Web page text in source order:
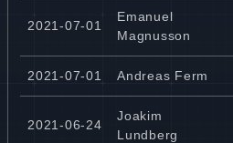
2021-07-01
Emanuel
Magnusson
2021-07-01 Andreas Ferm
2021-06-24
Joakim
Lundberg